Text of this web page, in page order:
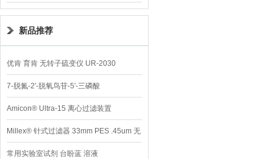
新品推荐
优肯 育肯 无转子硫变仪 UR-2030
7-脱氮-2′-脱氧鸟苷-5′-三磷酸
Amicon® Ultra-15 离心过滤装置
Millex® 针式过滤器 33mm PES .45um 无
菌
常用实验室试剂 台盼蓝 溶液